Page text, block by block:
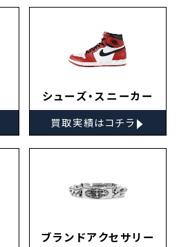
シューズ・スニーカー
買取実績はコチラ ▸
ブランドアクセサリー